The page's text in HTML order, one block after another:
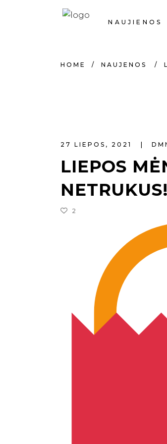
NAUJIENOS
HOME / NAUJENOS /
27 LIEPOS, 2021
LIEPOS
NETRUKUS!
2